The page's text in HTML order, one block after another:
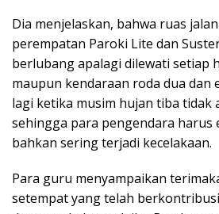
Dia menjelaskan, bahwa ruas
perempatan Paroki Lite dan
berlubang apalagi dilewati setiap
maupun kendaraan roda dua dan
lagi ketika musim hujan tiba tidak
sehingga para pengendara harus
bahkan sering terjadi kecelakaan.
Para guru menyampaikan
setempat yang telah